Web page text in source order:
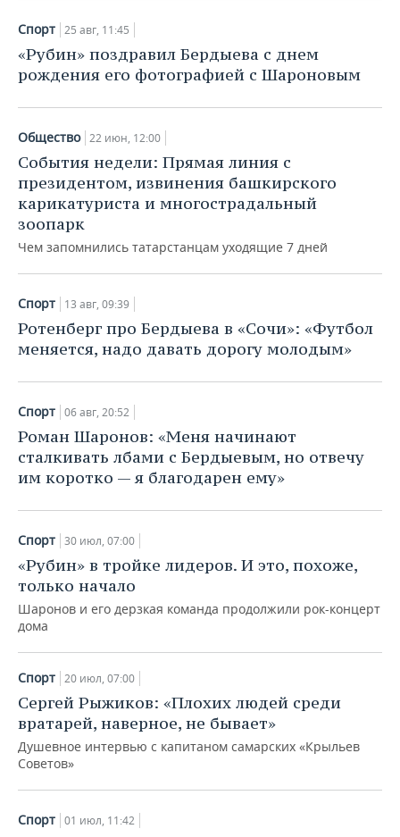
Спорт 25 авг, 11:45
«Рубин» поздравил Бердыева с днем
рождения его фотографией с Шароновым
Общество 22 июн, 12:00
События недели: Прямая линия с
президентом, извинения башкирского
карикатуриста и многострадальный
зоопарк
Чем запомнились татарстанцам уходящие 7 дней
Спорт 13 авг, 09:39
Ротенберг про Бердыева в «Сочи»: «Футбол
меняется, надо давать дорогу молодым»
Спорт 06 авг, 20:52
Роман Шаронов: «Меня начинают
сталкивать лбами с Бердыевым, но отвечу
им коротко — я благодарен ему»
Спорт 30 июл, 07:00
«Рубин» в тройке лидеров. И это, похоже,
только начало
Шаронов и его дерзкая команда продолжили рок-концерт
дома
Спорт 20 июл, 07:00
Сергей Рыжиков: «Плохих людей среди
вратарей, наверное, не бывает»
Душевное интервью с капитаном самарских «Крыльев
Советов»
Спорт 01 июл, 11:42